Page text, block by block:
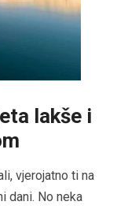
lakše i
vjerojatno ti na
dani. No neka